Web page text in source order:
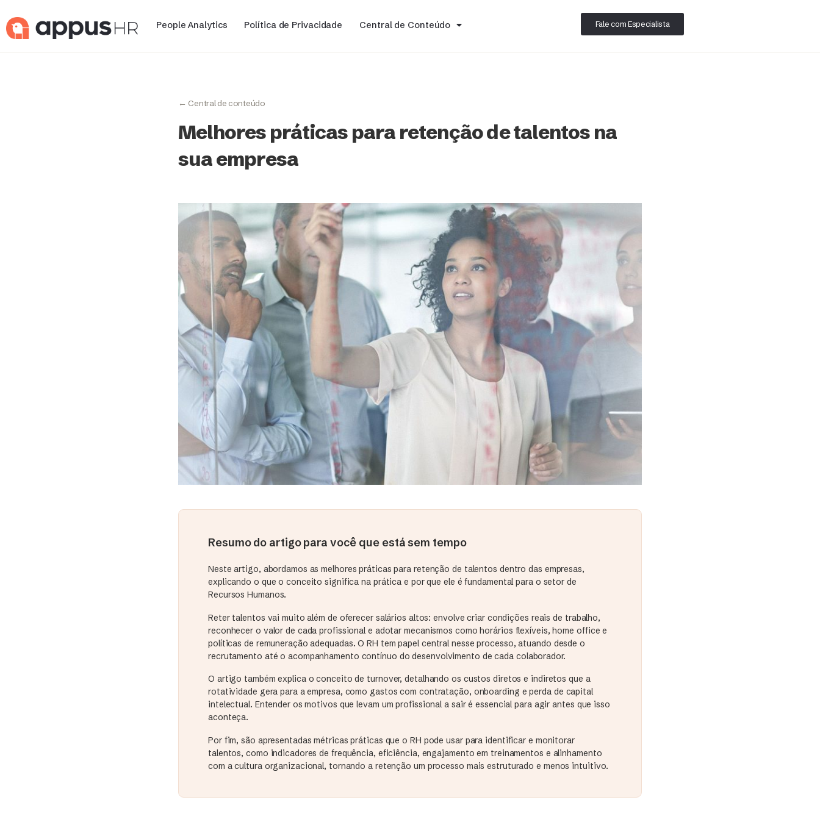
People Analytics Política de Privacidade Central de Conteúdo Fale com Especialista
← Central de conteúdo
Melhores práticas para retenção de talentos na
sua empresa
Resumo do artigo para você que está sem tempo
Neste artigo, abordamos as melhores práticas para retenção de talentos dentro das empresas,
explicando o que o conceito significa na prática e por que ele é fundamental para o setor de
Recursos Humanos.
Reter talentos vai muito além de oferecer salários altos: envolve criar condições reais de trabalho,
reconhecer o valor de cada profissional e adotar mecanismos como horários flexíveis, home office e
políticas de remuneração adequadas. O RH tem papel central nesse processo, atuando desde o
recrutamento até o acompanhamento contínuo do desenvolvimento de cada colaborador.
O artigo também explica o conceito de turnover, detalhando os custos diretos e indiretos que a
rotatividade gera para a empresa, como gastos com contratação, onboarding e perda de capital
intelectual. Entender os motivos que levam um profissional a sair é essencial para agir antes que isso
aconteça.
Por fim, são apresentadas métricas práticas que o RH pode usar para identificar e monitorar
talentos, como indicadores de frequência, eficiência, engajamento em treinamentos e alinhamento
com a cultura organizacional, tornando a retenção um processo mais estruturado e menos intuitivo.